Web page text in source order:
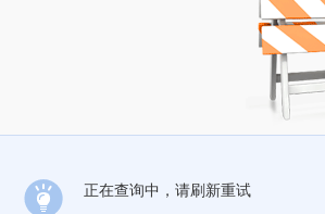
正在查询中，请刷新重试